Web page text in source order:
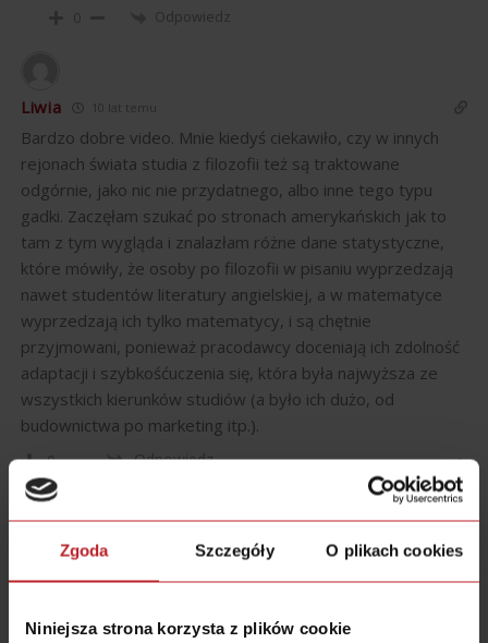
Zgoda Szczegóły O plikach cookies
Niniejsza strona korzysta z plików cookie
0 Odpowiedz
Liwia 10 lat temu
Bardzo dobre video. Mnie kiedyś ciekawiło, czy w innych
rejonach świata studia z filozofii też są traktowane
odgórnie, jako nic nie przydatnego, albo inne tego typu
gadki. Zaczęłam szukać po stronach amerykańskich jak to
tam z tym wygląda i znalazłam różne dane statystyczne,
które mówiły, że osoby po filozofii w pisaniu wyprzedzają
nawet studentów literatury angielskiej, a w matematyce
wyprzedzają ich tylko matematycy, i są chętnie
przyjmowani, ponieważ pracodawcy doceniają ich zdolność
adaptacji i szybkośćuczenia się, która była najwyższa ze
wszystkich kierunków studiów (a było ich dużo, od
budownictwa po marketing itp.).
0 Odpowiedz
Bartek Popiel 10 lat temu
Reply toLiwia
firmy. Ludzi po filozofii cechuje: